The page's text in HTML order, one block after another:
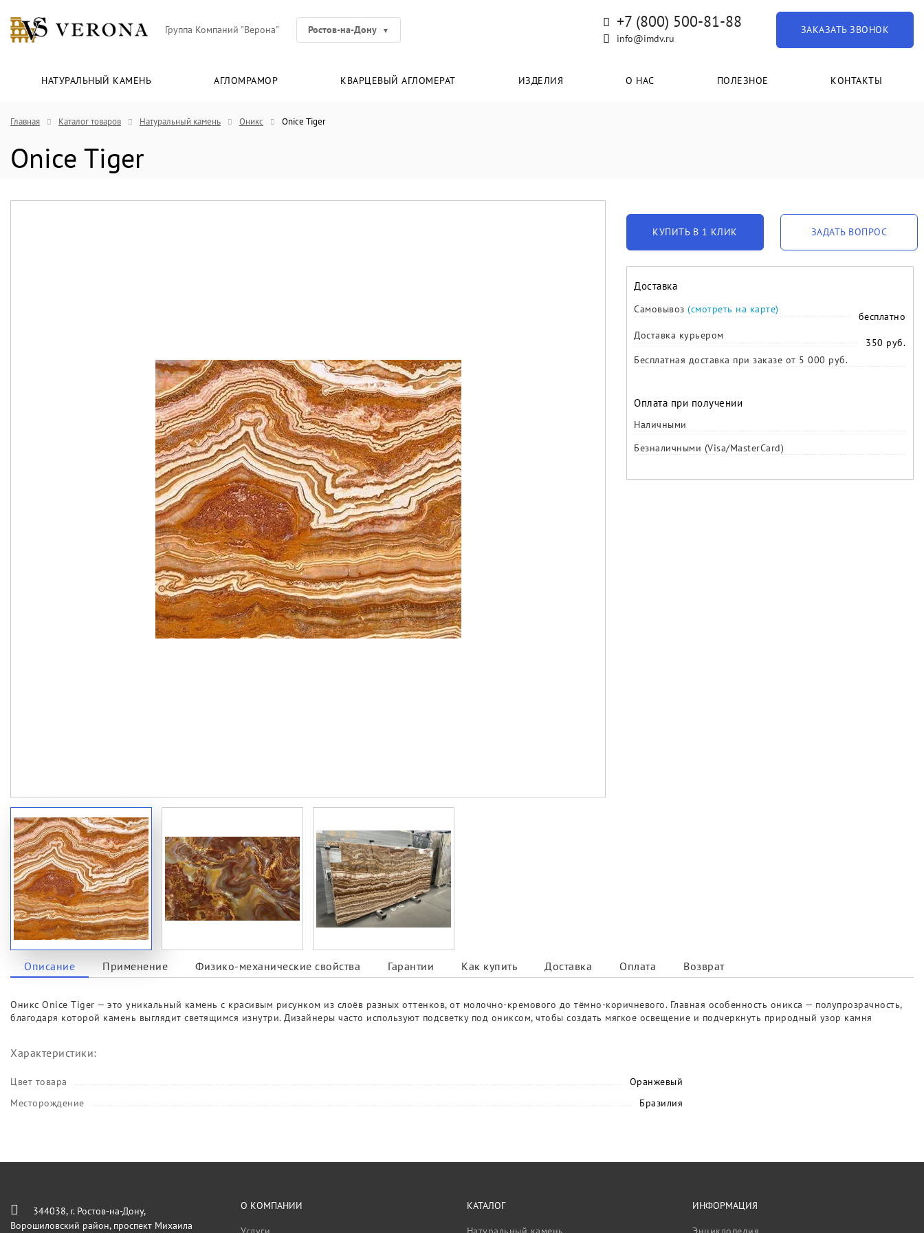
Группа Компаний "Верона" Ростов-на-Дону +7 (800) 500-81-88
info@imdv.ru
ЗАКАЗАТЬ ЗВОНОК
НАТУРАЛЬНЫЙ КАМЕНЬ АГЛОМРАМОР КВАРЦЕВЫЙ АГЛОМЕРАТ ИЗДЕЛИЯ О НАС ПОЛЕЗНОЕ КОНТАКТЫ
Главная Каталог товаров Натуральный камень Оникс Onice Tiger
Onice Tiger
КУПИТЬ В 1 КЛИК ЗАДАТЬ ВОПРОС
Доставка
Самовывоз (смотреть на карте)
бесплатно
Доставка курьером
350 руб.
Бесплатная доставка при заказе от 5 000 руб.
Оплата при получении
Наличными
Безналичными (Visa/MasterCard)
Описание Применение Физико-механические свойства Гарантии Как купить Доставка Оплата Возврат
Оникс Onice Tiger — это уникальный камень с красивым рисунком из слоёв разных оттенков, от молочно-кремового до тёмно-коричневого. Главная особенность оникса — полупрозрачность,
благодаря которой камень выглядит светящимся изнутри. Дизайнеры часто используют подсветку под ониксом, чтобы создать мягкое освещение и подчеркнуть природный узор камня
Характеристики:
Цвет товара
Оранжевый
Месторождение
Бразилия
344038, г. Ростов-на-Дону,
Ворошиловский район, проспект Михаила
О КОМПАНИИ КАТАЛОГ ИНФОРМАЦИЯ